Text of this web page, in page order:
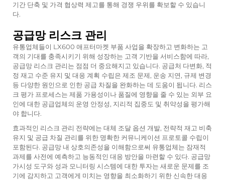
기간 단축 및 가격 협상력 제고를 통해 경쟁 우위를 확보할 수 있습니
다.
공급망 리스크 관리
유통업체들이 LX600 애프터마켓 부품 사업을 확장하고 변화하는 고
객의 기대를 충족시키기 위해 성장하는 고객 기반을 서비스함에 따라,
공급망 리스크 관리는 점점 더 중요해지고 있습니다. 공급처 다변화, 적
정 재고 수준 유지 및 대응 계획 수립은 제조 문제, 운송 지연, 규제 변경
등 다양한 원인으로 인한 공급 차질을 완화하는 데 도움이 됩니다. 리스
크 평가 프로세스는 제품 가용성이나 품질에 영향을 줄 수 있는 외부 요
인에 대한 공급업체의 운영 안정성, 지리적 집중도 및 취약성을 평가해
야 합니다.
효과적인 리스크 관리 전략에는 대체 조달 옵션 개발, 전략적 재고 비축
유지 및 공급 차질 관리를 위한 명확한 커뮤니케이션 프로토콜 수립이
포함된다. 공급망 내 상호의존성을 이해함으로써 유통업체는 잠재적
과제를 사전에 예측하고 능동적인 대응 방안을 마련할 수 있다. 공급망
가시성 도구와 성과 모니터링 시스템에 대한 투자는 새로운 문제를 조
기에 감지하고 고객에게 미치는 영향을 최소화하기 위한 신속한 대응